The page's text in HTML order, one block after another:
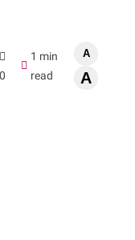
0
1 min
read
A
A